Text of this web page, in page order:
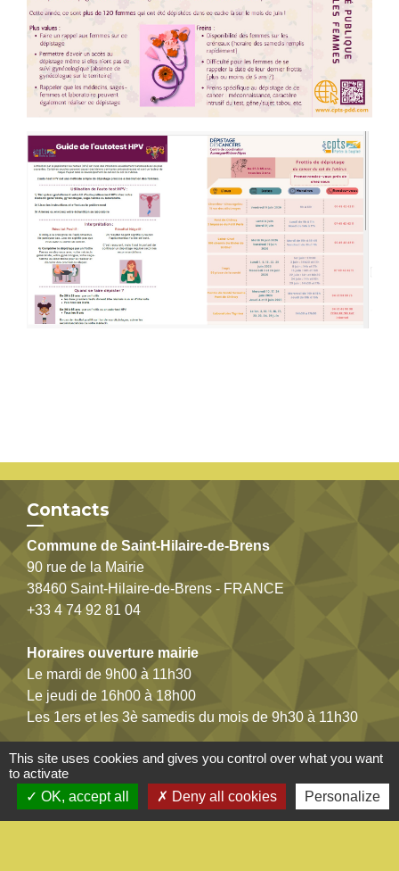
Contacts
Commune de Saint-Hilaire-de-Brens
90 rue de la Mairie
38460 Saint-Hilaire-de-Brens - FRANCE
+33 4 74 92 81 04
Horaires ouverture mairie
Le mardi de 9h00 à 11h30
Le jeudi de 16h00 à 18h00
Les 1ers et les 3è samedis du mois de 9h30 à 11h30
Cliquez ici pour nous contacter
This site uses cookies and gives you control over what you want
to activate
OK, accept all
Deny all cookies Personalize